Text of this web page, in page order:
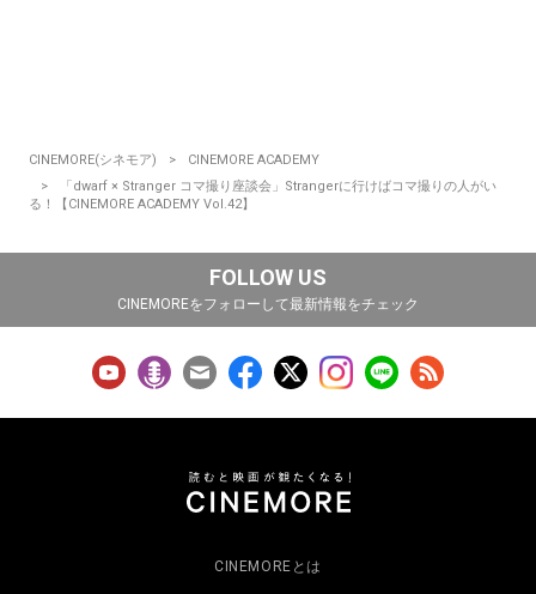
CINEMORE(シネモア)
CINEMORE ACADEMY
「dwarf × Stranger コマ撮り座談会」Strangerに行けばコマ撮りの人がい
る！【CINEMORE ACADEMY Vol.42】
FOLLOW US
CINEMOREをフォローして最新情報をチェック
CINEMOREとは